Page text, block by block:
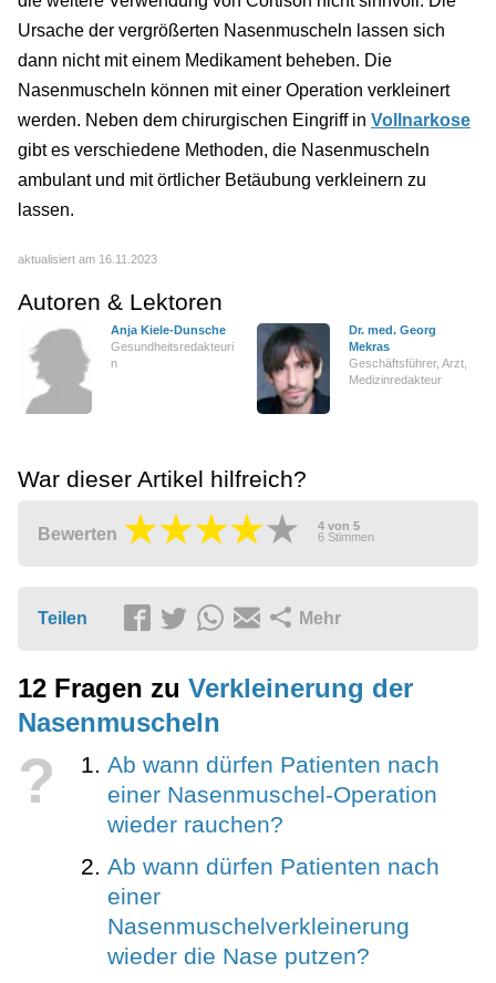
Ursache der vergrößerten Nasenmuscheln lassen sich
dann nicht mit einem Medikament beheben. Die
Nasenmuscheln können mit einer Operation verkleinert
werden. Neben dem chirurgischen Eingriff in Vollnarkose
gibt es verschiedene Methoden, die Nasenmuscheln
ambulant und mit örtlicher Betäubung verkleinern zu
lassen.
aktualisiert am 16.11.2023
Autoren & Lektoren
Anja Kiele-Dunsche
Gesundheitsredakteuri
n
Dr. med. Georg
Mekras
Geschäftsführer, Arzt,
Medizinredakteur
War dieser Artikel hilfreich?
Bewerten 4 von 5
6 Stimmen
Teilen Mehr
12 Fragen zu Verkleinerung der
Nasenmuscheln
?
Ab wann dürfen Patienten nach
einer Nasenmuschel-Operation
wieder rauchen?
Ab wann dürfen Patienten nach
einer
Nasenmuschelverkleinerung
wieder die Nase putzen?